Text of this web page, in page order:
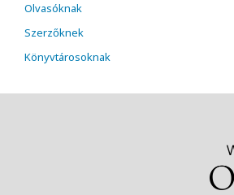
Olvasóknak
Szerzőknek
Könyvtárosoknak